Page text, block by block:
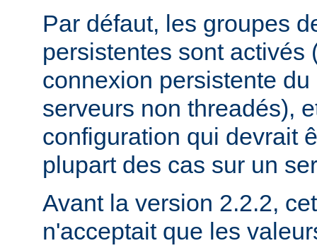
Par défaut, les groupes
persistentes sont activés
connexion persistente
serveurs non threadés),
configuration qui devrait
plupart des cas sur un
Avant la version 2.2.2,
n'acceptait que les